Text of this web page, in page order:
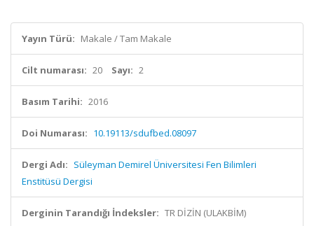
Yayın Türü: Makale / Tam Makale
Cilt numarası: 20 Sayı: 2
Basım Tarihi: 2016
Doi Numarası: 10.19113/sdufbed.08097
Dergi Adı: Süleyman Demirel Üniversitesi Fen Bilimleri
Enstitüsü Dergisi
Derginin Tarandığı İndeksler: TR DİZİN (ULAKBİM)